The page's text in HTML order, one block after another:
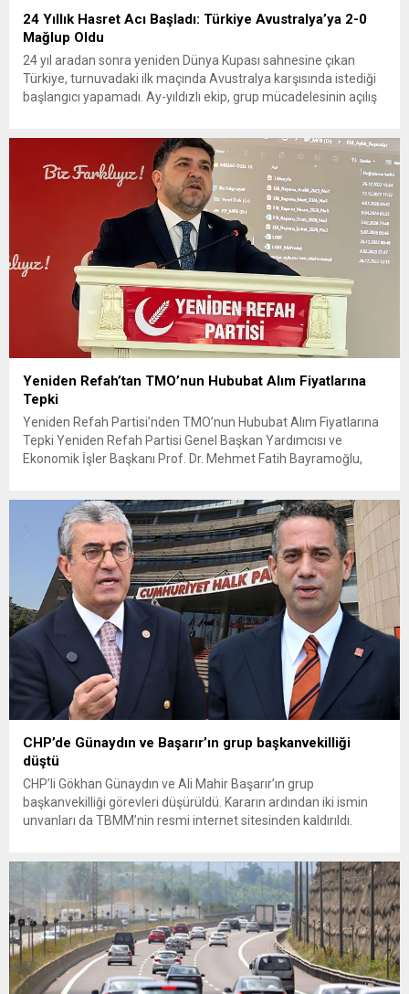
24 Yıllık Hasret Acı Başladı: Türkiye Avustralya’ya 2-0
Mağlup Oldu
24 yıl aradan sonra yeniden Dünya Kupası sahnesine çıkan
Türkiye, turnuvadaki ilk maçında Avustralya karşısında istediği
başlangıcı yapamadı. Ay-yıldızlı ekip, grup mücadelesinin açılış
itibaren iki takım da kontrollü bir oyun sergilerken, Avustralya
özellikle hızlı hücumlarla etkili olmaya...
Yeniden Refah’tan TMO’nun Hububat Alım Fiyatlarına
Tepki
Yeniden Refah Partisi’nden TMO’nun Hububat Alım Fiyatlarına
Tepki Yeniden Refah Partisi Genel Başkan Yardımcısı ve
Ekonomik İşler Başkanı Prof. Dr. Mehmet Fatih Bayramoğlu,
fiyatların çiftçinin artan maliyetlerini karşılamaktan uzak
olduğunu savunarak fiyatların yeniden değerlendirilmesi
çağrısında...
CHP’de Günaydın ve Başarır’ın grup başkanvekilliği
düştü
CHP’li Gökhan Günaydın ve Ali Mahir Başarır’ın grup
başkanvekilliği görevleri düşürüldü. Kararın ardından iki ismin
unvanları da TBMM’nin resmi internet sitesinden kaldırıldı.
çıkarma cezası uygulanmak üzere Yüksek Disiplin Kurulu’na
(YDK) sevk edilen ve partideki tüm görevlerinden...